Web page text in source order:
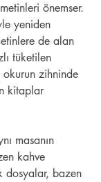
önemser.
yeniden
de alan
tüketilen
zihninde
kitaplar
masanın
kahve
dosyalar, bazen